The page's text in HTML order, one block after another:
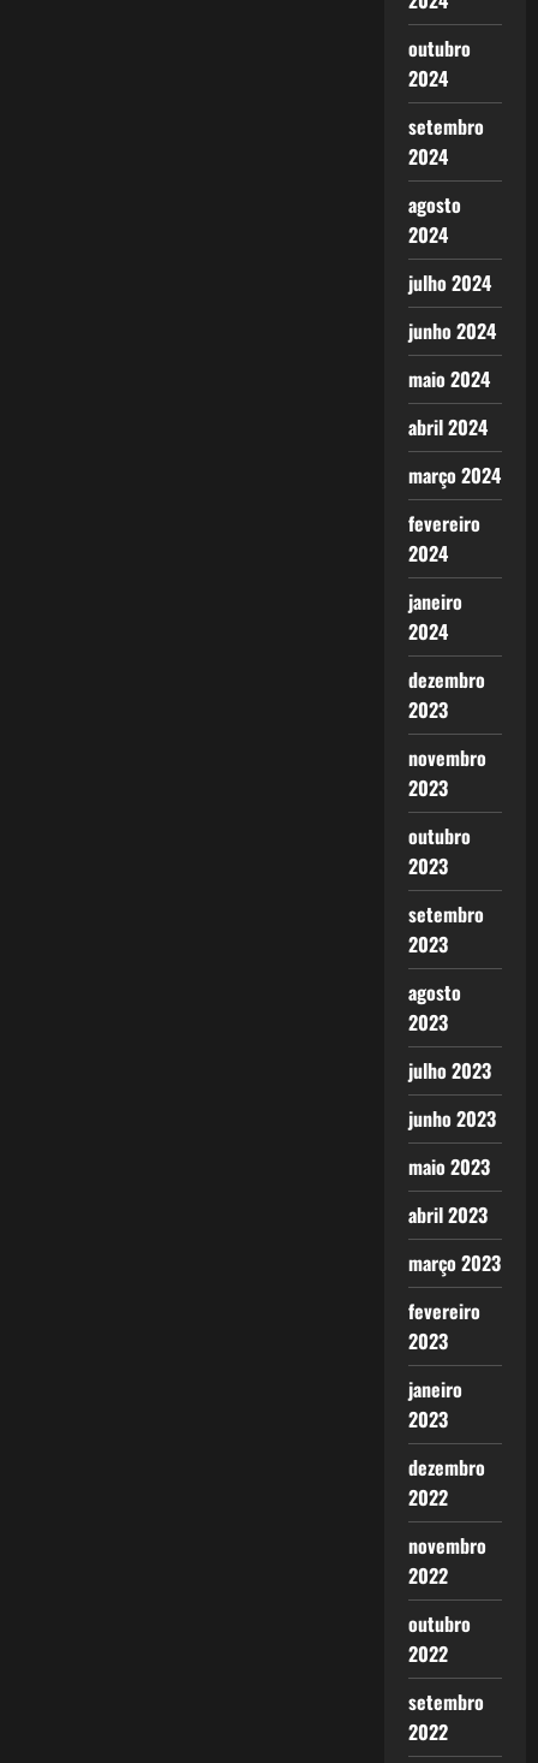
outubro
2024
setembro
2024
agosto
2024
julho 2024
junho 2024
maio 2024
abril 2024
março 2024
fevereiro
2024
janeiro
2024
dezembro
2023
novembro
2023
outubro
2023
setembro
2023
agosto
2023
julho 2023
junho 2023
maio 2023
abril 2023
março 2023
fevereiro
2023
janeiro
2023
dezembro
2022
novembro
2022
outubro
2022
setembro
2022